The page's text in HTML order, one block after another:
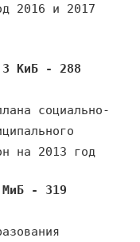
2016 и 2017
КиБ - 288
социально-
на 2013 год
- 319